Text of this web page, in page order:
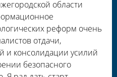
области
реформ очень
отдачи,
и консолидации усилий
безопасного